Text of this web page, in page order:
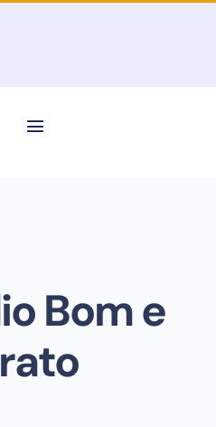
Bom e